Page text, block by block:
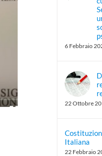
6 Febbraio
22 Ottobre
Italiana
22 Febbraio